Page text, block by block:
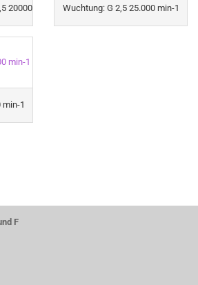
20000
Wuchtung: G 2,5 25.000 min-1
min-1
F